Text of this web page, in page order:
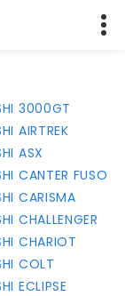
3000GT
AIRTREK
ASX
CANTER FUSO
CARISMA
CHARIOT
COLT
ECLIPSE